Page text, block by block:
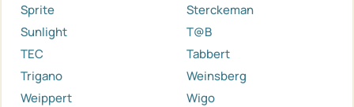
Sprite
Sterckeman
Sunlight
T@B
TEC
Tabbert
Trigano
Weinsberg
Weippert
Wigo